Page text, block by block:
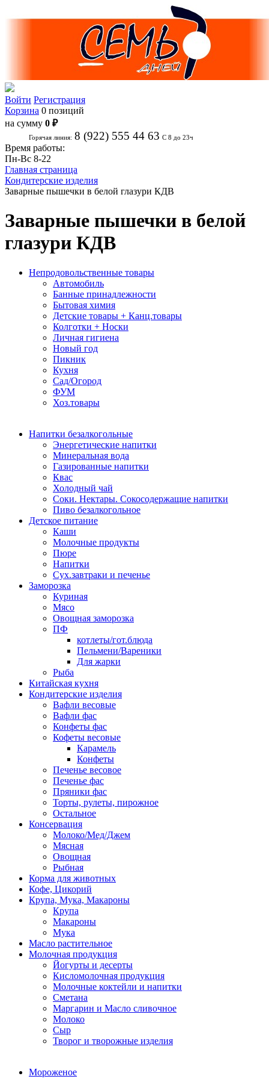
Войти Регистрация
Корзина 0 позиций
на сумму 0 ₽
Горячая линия: 8 (922) 555 44 63 С 8 до 23ч
Время работы:
Пн-Вс 8-22
Главная страница
Кондитерские изделия
Заварные пышечки в белой глазури КДВ
Заварные пышечки в белой
глазури КДВ
Непродовольственные товары
Автомобиль
Банные принадлежности
Бытовая химия
Детские товары + Канц.товары
Колготки + Носки
Личная гигиена
Новый год
Пикник
Кухня
Сад/Огород
ФУМ
Хоз.товары
Напитки безалкогольные
Энергетические напитки
Минеральная вода
Газированные напитки
Квас
Холодный чай
Соки. Нектары. Сокосодержащие напитки
Пиво безалкогольное
Детское питание
Каши
Молочные продукты
Пюре
Напитки
Сух.завтраки и печенье
Заморозка
Куриная
Мясо
Овощная заморозка
ПФ
котлеты/гот.блюда
Пельмени/Вареники
Для жарки
Рыба
Китайская кухня
Кондитерские изделия
Вафли весовые
Вафли фас
Конфеты фас
Кофеты весовые
Карамель
Конфеты
Печенье весовое
Печенье фас
Пряники фас
Торты, рулеты, пирожное
Остальное
Консервация
Молоко/Мед/Джем
Мясная
Овощная
Рыбная
Корма для животных
Кофе, Цикорий
Крупа, Мука, Макароны
Крупа
Макароны
Мука
Масло растительное
Молочная продукция
Йогурты и десерты
Кисломолочная продукция
Молочные коктейли и напитки
Сметана
Маргарин и Масло сливочное
Молоко
Сыр
Творог и творожные изделия
Мороженое